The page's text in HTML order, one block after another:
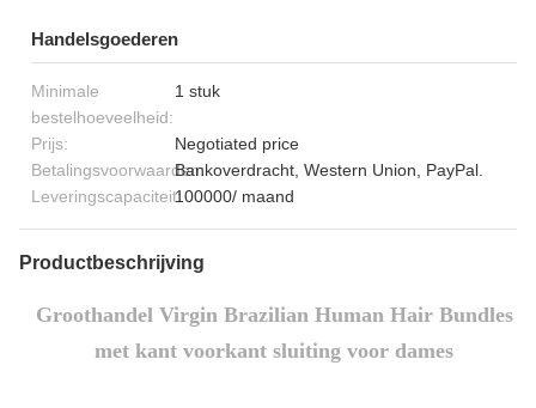
Handelsgoederen
Minimale
bestelhoeveelheid:
1 stuk
Prijs:
Negotiated price
Betalingsvoorwaarden:Bankoverdracht, Western Union, PayPal.
Leveringscapaciteit:100000/ maand
Productbeschrijving
Groothandel Virgin Brazilian Human Hair Bundles
met kant voorkant sluiting voor dames